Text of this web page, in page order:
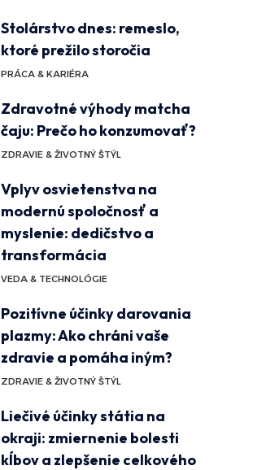
Stolárstvo dnes: remeslo,
ktoré prežilo storočia
PRÁCA & KARIÉRA
Zdravotné výhody matcha
čaju: Prečo ho konzumovať?
ZDRAVIE & ŽIVOTNÝ ŠTÝL
Vplyv osvietenstva na
modernú spoločnosť a
myslenie: dedičstvo a
transformácia
VEDA & TECHNOLÓGIE
Pozitívne účinky darovania
plazmy: Ako chráni vaše
zdravie a pomáha iným?
ZDRAVIE & ŽIVOTNÝ ŠTÝL
Liečivé účinky státia na
okraji: zmiernenie bolesti
kĺbov a zlepšenie celkového